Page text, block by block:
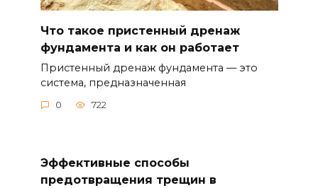
Что такое пристенный дренаж
фундамента и как он работает
Пристенный дренаж фундамента — это
система, предназначенная
0 722
Эффективные способы
предотвращения трещин в